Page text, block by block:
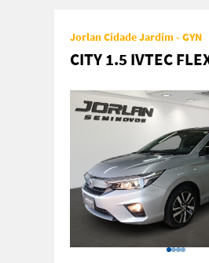
Jorlan Cidade Jardim - GYN
CITY 1.5 IVTEC